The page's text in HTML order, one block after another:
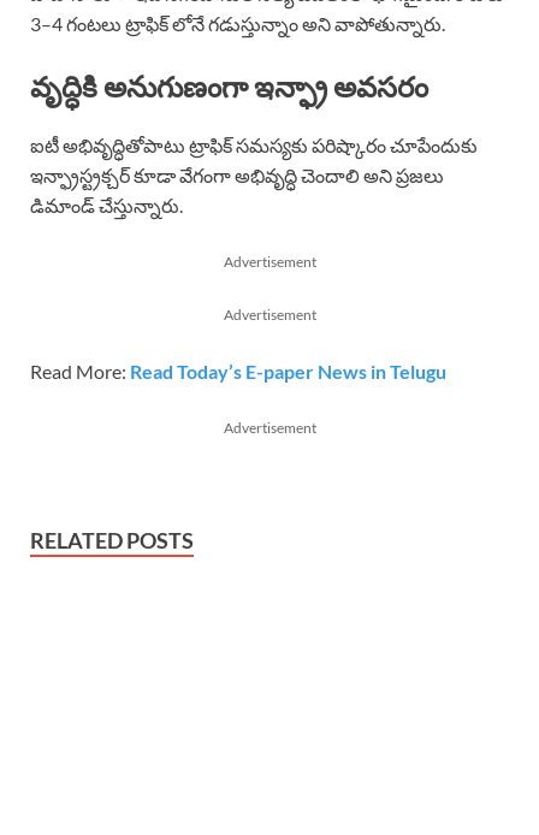
3–4 గంటలు ట్రాఫిక్ లోనే గడుస్తున్నాం అని వాపోతున్నారు.
వృద్ధికి అనుగుణంగా ఇన్ఫ్రా అవసరం
ఐటీ అభివృద్ధితోపాటు ట్రాఫిక్ సమస్యకు పరిష్కారం చూపేందుకు
ఇన్ఫ్రాస్ట్రక్చర్ కూడా వేగంగా అభివృద్ధి చెందాలి అని ప్రజలు
డిమాండ్ చేస్తున్నారు.
Advertisement
Advertisement
Read More: Read Today’s E-paper News in Telugu
Advertisement
RELATED POSTS